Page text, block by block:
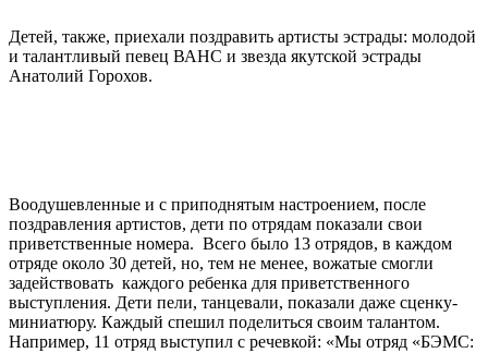
Детей, также, приехали поздравить артисты эстрады: молодой
и талантливый певец ВАНС и звезда якутской эстрады
Анатолий Горохов.
Воодушевленные и с приподнятым настроением, после
поздравления артистов, дети по отрядам показали свои
приветственные номера. Всего было 13 отрядов, в каждом
отряде около 30 детей, но, тем не менее, вожатые смогли
задействовать каждого ребенка для приветственного
выступления. Дети пели, танцевали, показали даже сценку-
миниатюру. Каждый спешил поделиться своим талантом.
Например, 11 отряд выступил с речевкой: «Мы отряд «БЭМС: